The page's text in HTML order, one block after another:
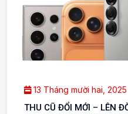
13 Tháng mười hai, 2025
THU CŨ ĐỔI MỚI – LÊN